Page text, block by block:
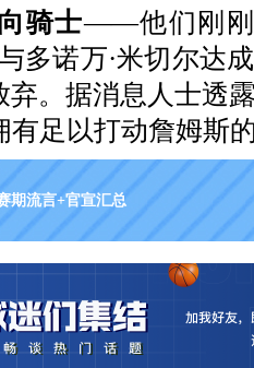
骑士——他们刚刚
多诺万·米切尔
。据消息人士透
有足以打动詹姆斯
期流言+官宣汇总